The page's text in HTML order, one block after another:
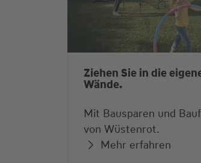
Ziehen Sie in die
Wände.
Mit Bausparen und
von Wüstenrot.
Mehr erfahren